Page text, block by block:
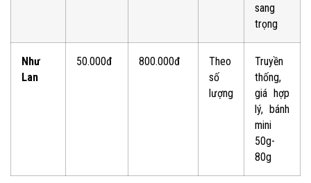
sang
trọng
Như
Lan
50.000đ 800.000đ
Theo
số
lượng
Truyền
thống,
giá hợp
lý, bánh
mini
50g-
80g